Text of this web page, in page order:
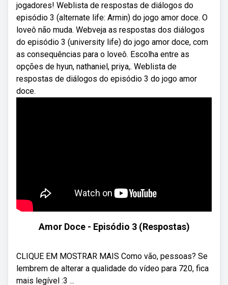
jogadores! Weblista de respostas de diálogos do
episódio 3 (alternate life: Armin) do jogo amor doce. O
loveô não muda. Webveja as respostas dos diálogos
do episódio 3 (university life) do jogo amor doce, com
as consequências para o loveô. Escolha entre as
opções de hyun, nathaniel, priya,. Weblista de
respostas de diálogos do episódio 3 do jogo amor
doce.
Amor Doce - Episódio 3 (Respostas)
CLIQUE EM MOSTRAR MAIS Como vão, pessoas? Se
lembrem de alterar a qualidade do vídeo para 720, fica
mais legível :3 ...